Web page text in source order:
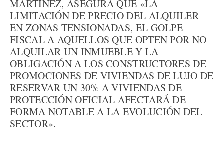
MARTÍNEZ, ASEGURA QUE «LA
LIMITACIÓN DE PRECIO DEL ALQUILER
EN ZONAS TENSIONADAS, EL GOLPE
FISCAL A AQUELLOS QUE OPTEN POR NO
ALQUILAR UN INMUEBLE Y LA
OBLIGACIÓN A LOS CONSTRUCTORES DE
PROMOCIONES DE VIVIENDAS DE LUJO DE
RESERVAR UN 30% A VIVIENDAS DE
PROTECCIÓN OFICIAL AFECTARÁ DE
FORMA NOTABLE A LA EVOLUCIÓN DEL
SECTOR».